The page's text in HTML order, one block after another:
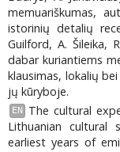
memuariškumas,
istorinių detalių
Guilford, A. Šileika,
dabar kuriantiems
klausimas, lokalių
jų kūryboje.
EN
The cultural
Lithuanian
earliest years of